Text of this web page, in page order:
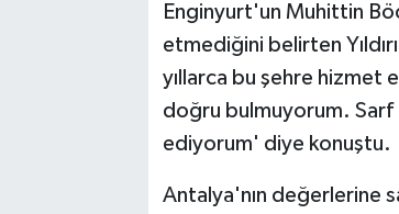
Enginyurt'un Muhittin
etmediğini belirten
yıllarca bu şehre hizmet
doğru bulmuyorum. Sarf
ediyorum' diye konuştu.
Antalya'nın değerlerine